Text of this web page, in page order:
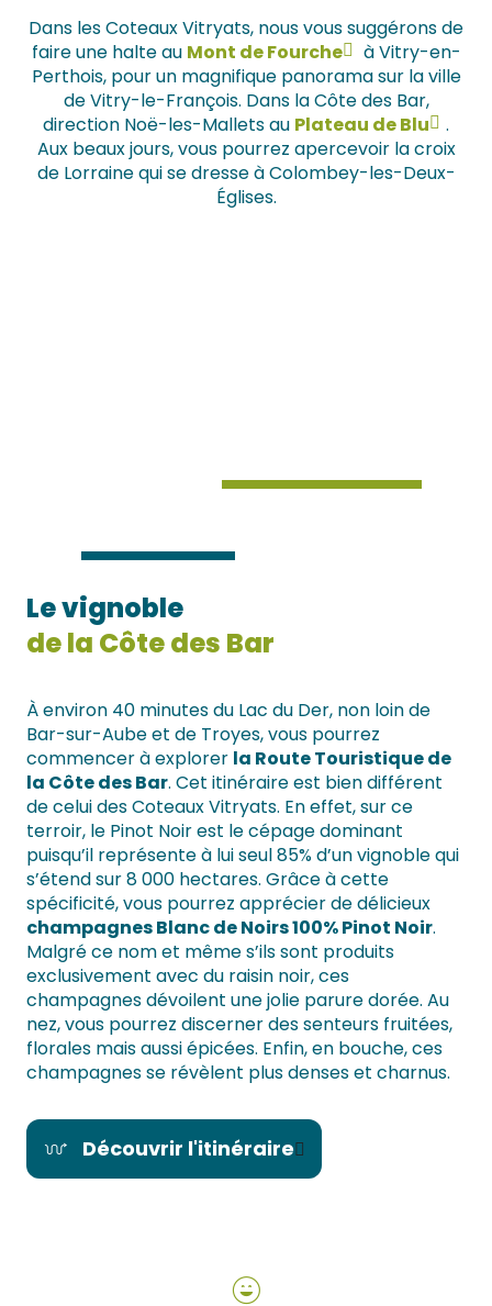
Dans les Coteaux Vitryats, nous vous suggérons de
faire une halte au Mont de Fourche
à Vitry-en-
Perthois, pour un magnifique panorama sur la ville
de Vitry-le-François. Dans la Côte des Bar,
direction Noë-les-Mallets au Plateau de Blu
.
Aux beaux jours, vous pourrez apercevoir la croix
de Lorraine qui se dresse à Colombey-les-Deux-
Églises.
Le vignoble
de la Côte des Bar
À environ 40 minutes du Lac du Der, non loin de
Bar-sur-Aube et de Troyes, vous pourrez
commencer à explorer la Route Touristique de
la Côte des Bar. Cet itinéraire est bien différent
de celui des Coteaux Vitryats. En effet, sur ce
terroir, le Pinot Noir est le cépage dominant
puisqu’il représente à lui seul 85% d’un vignoble qui
s’étend sur 8 000 hectares. Grâce à cette
spécificité, vous pourrez apprécier de délicieux
champagnes Blanc de Noirs 100% Pinot Noir.
Malgré ce nom et même s’ils sont produits
exclusivement avec du raisin noir, ces
champagnes dévoilent une jolie parure dorée. Au
nez, vous pourrez discerner des senteurs fruitées,
florales mais aussi épicées. Enfin, en bouche, ces
champagnes se révèlent plus denses et charnus.
Découvrir l'itinéraire